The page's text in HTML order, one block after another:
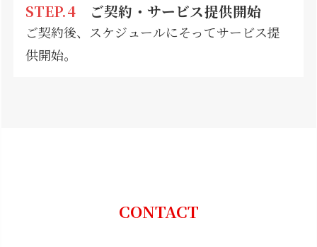
STEP.4 ご契約・サービス提供開始
ご契約後、スケジュールにそってサービス提
供開始。
CONTACT